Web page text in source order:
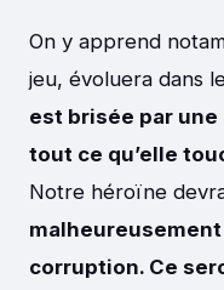
On y apprend
jeu, évoluera dans
est brisée par
tout ce qu’elle
Notre héroïne
corruption. Ce